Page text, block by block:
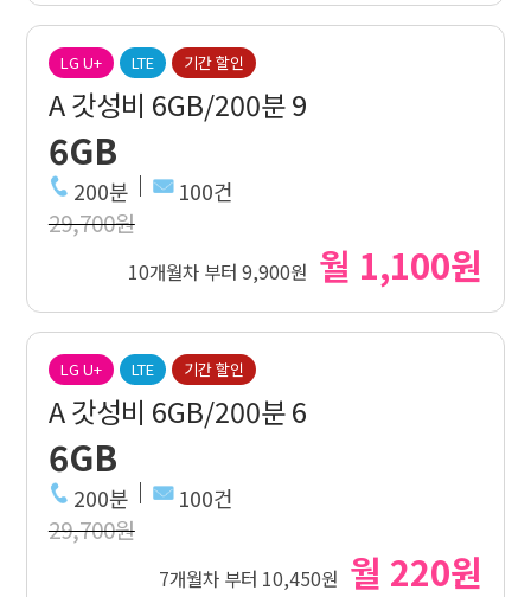
LG U+ LTE 기간 할인
A 갓성비 6GB/200분 9
6GB
200분 100건
29,700원
10개월차 부터 9,900원 월 1,100원
LG U+ LTE 기간 할인
A 갓성비 6GB/200분 6
6GB
200분 100건
29,700원
7개월차 부터 10,450원 월 220원